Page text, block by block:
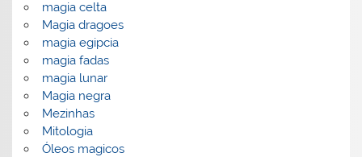
magia celta
Magia dragoes
magia egipcia
magia fadas
magia lunar
Magia negra
Mezinhas
Mitologia
Óleos magicos